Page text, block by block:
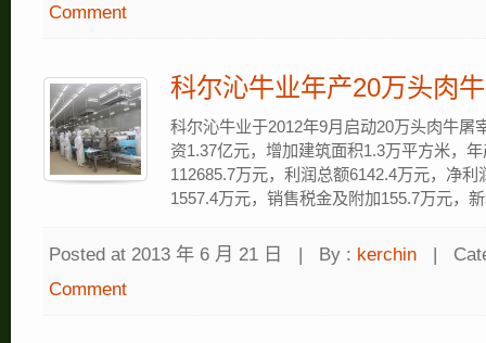
Comment
科尔沁牛业年产20万头肉
科尔沁牛业于2012年9月启动20万头肉牛屠
资1.37亿元，增加建筑面积1.3万平方米，
112685.7万元，利润总额6142.4万元，净
1557.4万元，销售税金及附加155.7万元，
Posted at 2013 年 6 月 21 日 | By : kerchin |
Comment